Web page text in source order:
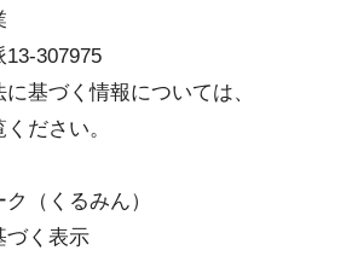
13-307975
基づく情報については、
ださい。
（くるみん）
づく表示